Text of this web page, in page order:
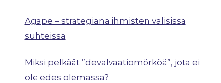
Agape – strategiana ihmisten välisissä
suhteissa
Miksi pelkäät ”devalvaatiomörköä”, jota ei
ole edes olemassa?